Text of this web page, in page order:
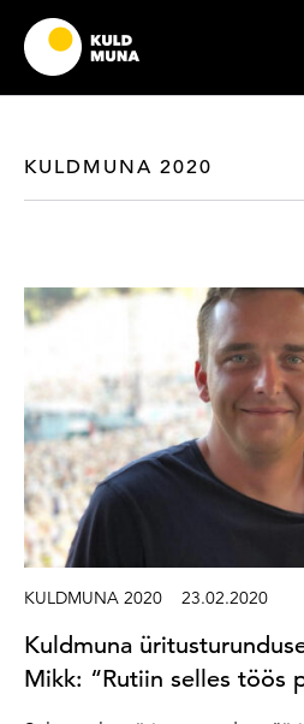
Sisesta märksõna
KULDMUNA 2020
KULDMUNA 2020 23.02.2020
Kuldmuna
Mikk: “Rutiin selles töös